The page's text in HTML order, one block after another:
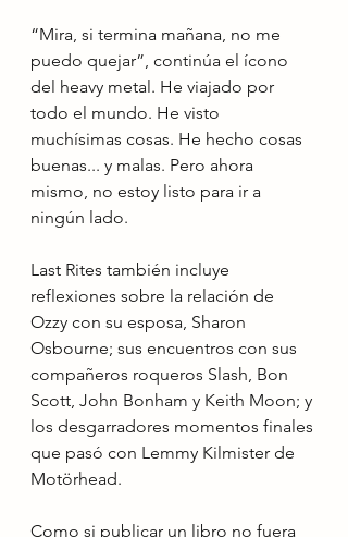
“Mira, si termina mañana, no me
puedo quejar”, ​​continúa el ícono
del heavy metal. He viajado por
todo el mundo. He visto
muchísimas cosas. He hecho cosas
buenas... y malas. Pero ahora
mismo, no estoy listo para ir a
ningún lado.
Last Rites también incluye
reflexiones sobre la relación de
Ozzy con su esposa, Sharon
Osbourne; sus encuentros con sus
compañeros roqueros Slash, Bon
Scott, John Bonham y Keith Moon; y
los desgarradores momentos finales
que pasó con Lemmy Kilmister de
Motörhead.
Como si publicar un libro no fuera